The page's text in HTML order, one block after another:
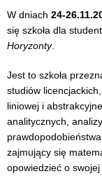
W dniach 24-
się szkoła dla
Horyzonty.
Jest to szkoła
studiów
liniowej i
analitycznych,
zajmujący się
opowiedzieć o